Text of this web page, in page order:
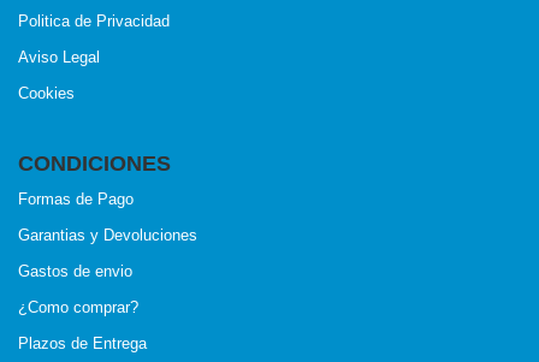
Politica de Privacidad
Aviso Legal
Cookies
CONDICIONES
Formas de Pago
Garantias y Devoluciones
Gastos de envio
¿Como comprar?
Plazos de Entrega